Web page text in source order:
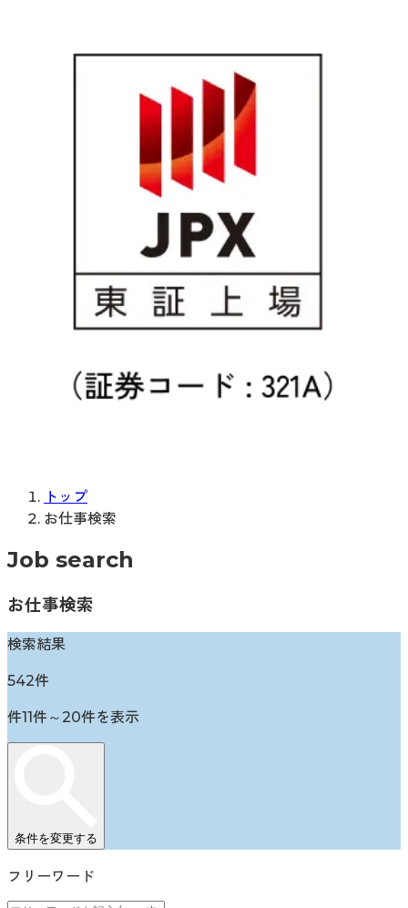
トップ
お仕事検索
Job search
お仕事検索
検索結果
542件
件11件～20件を表示
条件を変更する
フリーワード